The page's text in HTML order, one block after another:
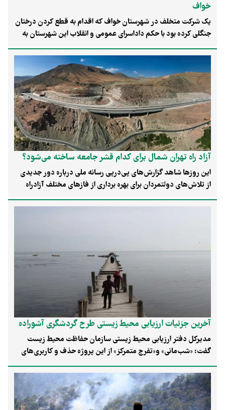
خواف
یک شرکت متخلف در شهرستان خواف که اقدام به قطع کردن درختان
جنگلی کرده بود با حکم داداسرای عمومی و انقلاب این شهرستان به
کاشت یک هزار اصله نهال در سطح ۱۵ هکتار محکوم شد.
آزاد راه تهران شمال برای کدام قشر جامعه ساخته می‌شود؟
این روزها شاهد گزارش‌های پی‌درپی رسانه ملی درباره دور جدیدی
از تلاش‌های دولتمردان برای بهره برداری از فازهای مختلف آزادراه
تهران _ شمال هستیم. پروژه‌ای که در صورت بهره‌برداری از همه
فازهای آن، زمان لازم برای سفر به باریکه شمال کشور و بویژه
مدت پنج سال ساخته شود، ولی امروز با گذشت نزدیک به پنجاه سال
از رونمایی طرح و روی کار آمدن چندین نخست وزیر و رئیس
جمهوری و وزیر راه و غیره و صرف مبلغی بالغ بر ۶۰ هزار میلیارد
«خوشبختانه» تا گذر از سینه کش‌های البرز و رسیدن به کرانه‌های
کاسپین، «هفت خان‌هایی» پیش رو دارد.
آخرین جزئیات ارزیابی محیط زیستی طرح گردشگری آشوراده
مدیرکل دفتر ارزیابی محیط زیستی سازمان حفاظت محیط زیست
گفت: «شب‌مانی» و«تفرج متمرکز» از این پروژه حذف و کاربری‌های
تفرجی قابل انجام در این منطقه منطبق با مفاد مندرج در طرح
مدیریت پناهگاه حیات وحش میانکاله برنامه‌ریزی شده است.